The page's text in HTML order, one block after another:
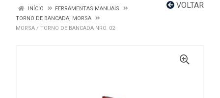
VOLTAR
INÍCIO
FERRAMENTAS MANUAIS
TORNO DE BANCADA, MORSA
MORSA / TORNO DE BANCADA NRO. 02